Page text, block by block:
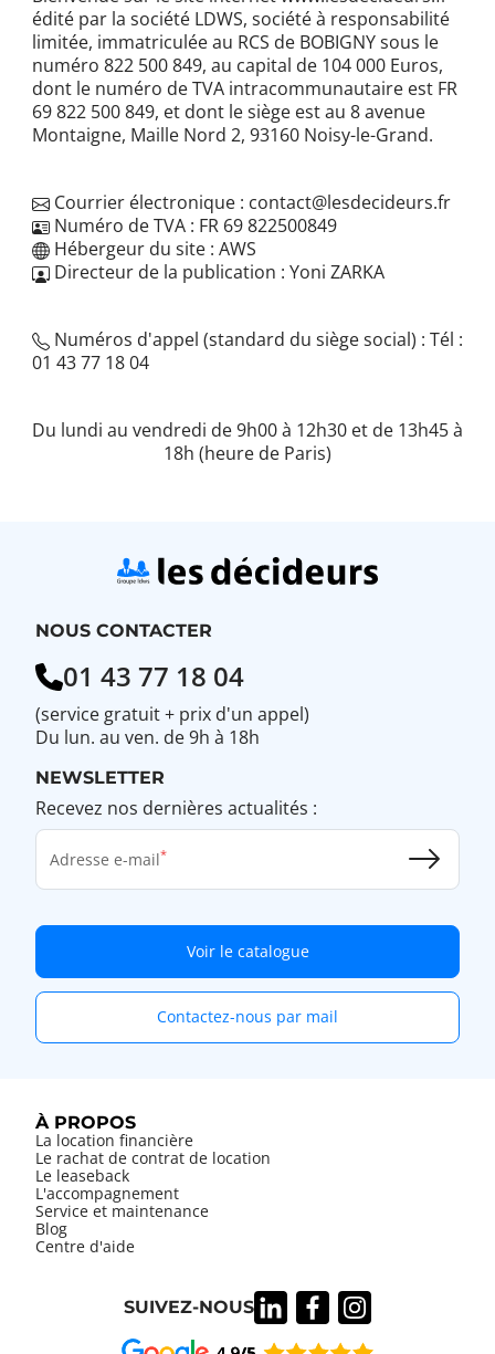
édité par la société LDWS, société à responsabilité
limitée, immatriculée au RCS de BOBIGNY sous le
numéro 822 500 849, au capital de 104 000 Euros,
dont le numéro de TVA intracommunautaire est FR
69 822 500 849, et dont le siège est au 8 avenue
Montaigne, Maille Nord 2, 93160 Noisy-le-Grand.
Courrier électronique : contact@lesdecideurs.fr
Numéro de TVA : FR 69 822500849
Hébergeur du site : AWS
Directeur de la publication : Yoni ZARKA
Numéros d'appel (standard du siège social) : Tél :
01 43 77 18 04
Du lundi au vendredi de 9h00 à 12h30 et de 13h45 à
18h (heure de Paris)
NOUS CONTACTER
01 43 77 18 04
(service gratuit + prix d'un appel)
Du lun. au ven. de 9h à 18h
NEWSLETTER
Recevez nos dernières actualités :
Adresse e-mail
Voir le catalogue
Contactez-nous par mail
À PROPOS
La location financière
Le rachat de contrat de location
Le leaseback
L'accompagnement
Service et maintenance
Blog
Centre d'aide
SUIVEZ-NOUS